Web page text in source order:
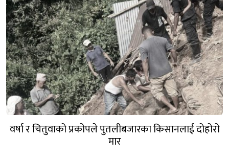
वर्षा र चितुवाको प्रकोपले पुतलीबजारका किसानलाई दोहोरो
मार